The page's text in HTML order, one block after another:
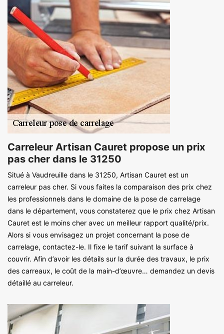
Carreleur Artisan Cauret propose un prix
pas cher dans le 31250
Situé à Vaudreuille dans le 31250, Artisan Cauret est un
carreleur pas cher. Si vous faites la comparaison des prix chez
les professionnels dans le domaine de la pose de carrelage
dans le département, vous constaterez que le prix chez Artisan
Cauret est le moins cher avec un meilleur rapport qualité/prix.
Alors si vous envisagez un projet concernant la pose de
carrelage, contactez-le. Il fixe le tarif suivant la surface à
couvrir. Afin d’avoir les détails sur la durée des travaux, le prix
des carreaux, le coût de la main-d’œuvre… demandez un devis
détaillé au carreleur.